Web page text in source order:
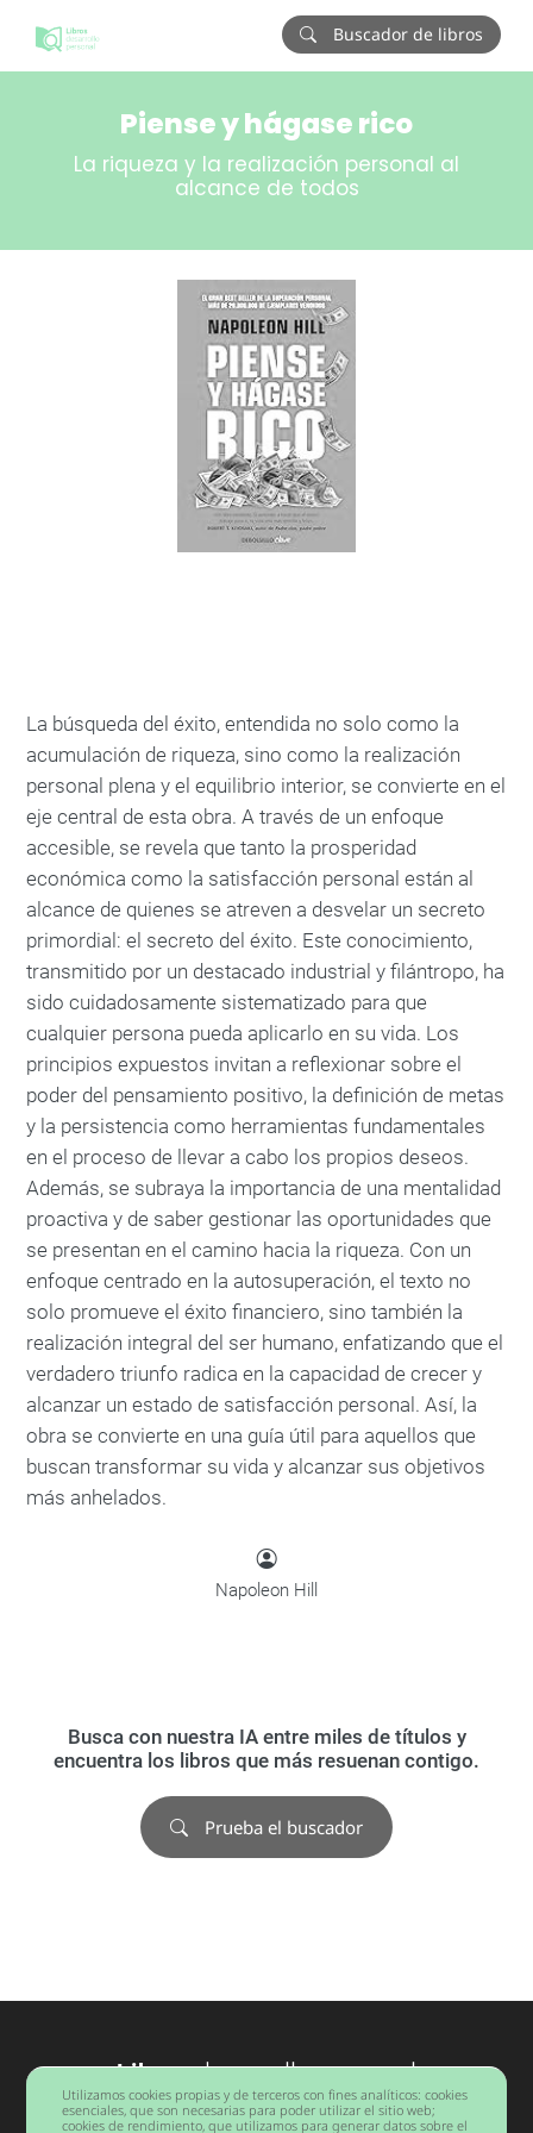
Buscador de libros
Piense y hágase rico
La riqueza y la realización personal al
alcance de todos
La búsqueda del éxito, entendida no solo como la
acumulación de riqueza, sino como la realización
personal plena y el equilibrio interior, se convierte en el
eje central de esta obra. A través de un enfoque
accesible, se revela que tanto la prosperidad
económica como la satisfacción personal están al
alcance de quienes se atreven a desvelar un secreto
primordial: el secreto del éxito. Este conocimiento,
transmitido por un destacado industrial y filántropo, ha
sido cuidadosamente sistematizado para que
cualquier persona pueda aplicarlo en su vida. Los
principios expuestos invitan a reflexionar sobre el
poder del pensamiento positivo, la definición de metas
y la persistencia como herramientas fundamentales
en el proceso de llevar a cabo los propios deseos.
Además, se subraya la importancia de una mentalidad
proactiva y de saber gestionar las oportunidades que
se presentan en el camino hacia la riqueza. Con un
enfoque centrado en la autosuperación, el texto no
solo promueve el éxito financiero, sino también la
realización integral del ser humano, enfatizando que el
verdadero triunfo radica en la capacidad de crecer y
alcanzar un estado de satisfacción personal. Así, la
obra se convierte en una guía útil para aquellos que
buscan transformar su vida y alcanzar sus objetivos
más anhelados.
Napoleon Hill
Busca con nuestra IA entre miles de títulos y
encuentra los libros que más resuenan contigo.
Prueba el buscador
Librosdesarrollo personal
Barcelona
Utilizamos cookies propias y de terceros con fines analíticos: cookies
esenciales, que son necesarias para poder utilizar el sitio web;
cookies de rendimiento, que utilizamos para generar datos sobre el